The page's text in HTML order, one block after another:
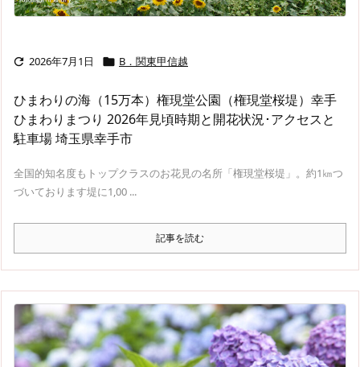
 2026年7月1日  B．関東甲信越
ひまわりの海（15万本）権現堂公園（権現堂桜堤）幸手
ひまわりまつり 2026年見頃時期と開花状況･アクセスと
駐車場 埼玉県幸手市
全国的知名度もトップクラスのお花見の名所「権現堂桜堤」。約1㎞つ
づいております堤に1,00 ...
記事を読む